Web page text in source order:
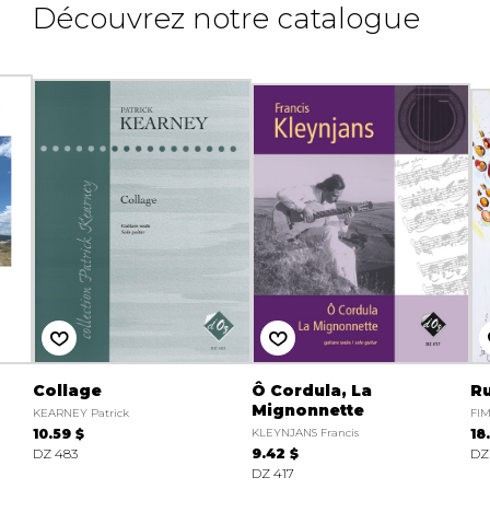
Découvrez notre catalogue
Collage
KEARNEY Patrick
10.59 $
DZ 483
Ô Cordula, La
Mignonnette
KLEYNJANS Francis
9.42 $
DZ 417